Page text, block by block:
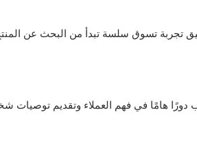
تجربة تسوق سلسة تبدأ من البحث عن المنتج
دورًا هامًا في فهم العملاء وتقديم